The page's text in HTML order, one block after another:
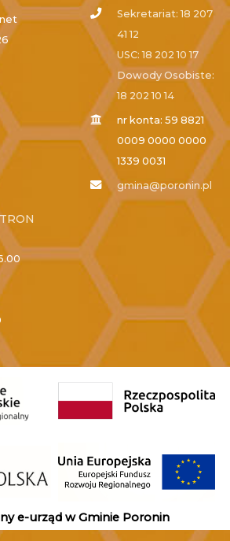
Sekretariat: 18 207
41 12
USC: 18 202 10 17
Dowody Osobiste:
18 202 10 14
nr konta: 59 8821
0009 0000 0000
1339 0031
gmina@poronin.pl
e-urząd w Gminie Poronin